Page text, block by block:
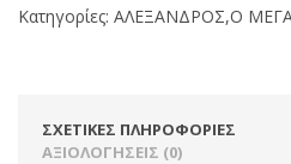
Κατηγορίες: ΑΛΕΞΑΝΔΡΟΣ,Ο
ΣΧΕΤΙΚΈΣ ΠΛΗΡΟΦΟΡΊΕΣ
ΑΞΙΟΛΟΓΉΣΕΙΣ (0)